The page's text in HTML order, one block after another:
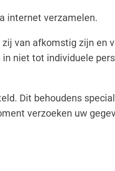
internet verzamelen.
van afkomstig zijn en
niet tot individuele
Dit behoudens
verzoeken uw